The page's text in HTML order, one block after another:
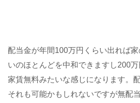
配当金が年間100万円くらい出れば
いのほとんどを中和できますし200
家賃無料みたいな感じになります。
それも可能かもしれないですが無配